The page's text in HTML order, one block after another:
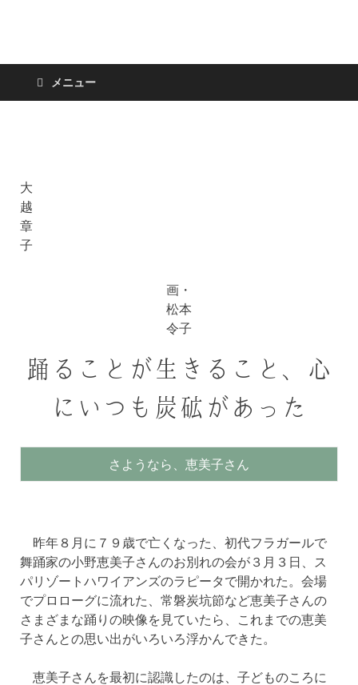
日々の新聞
メニュー
大
越
章
子
画・
松本
令子
踊ることが生きること、心
にいつも炭砿があった
さようなら、恵美子さん
昨年８月に７９歳で亡くなった、初代フラガールで
舞踊家の小野恵美子さんのお別れの会が３月３日、ス
パリゾートハワイアンズのラピータで開かれた。会場
でプロローグに流れた、常磐炭坑節など恵美子さんの
さまざまな踊りの映像を見ていたら、これまでの恵美
子さんとの思い出がいろいろ浮かんできた。
恵美子さんを最初に認識したのは、子どものころに